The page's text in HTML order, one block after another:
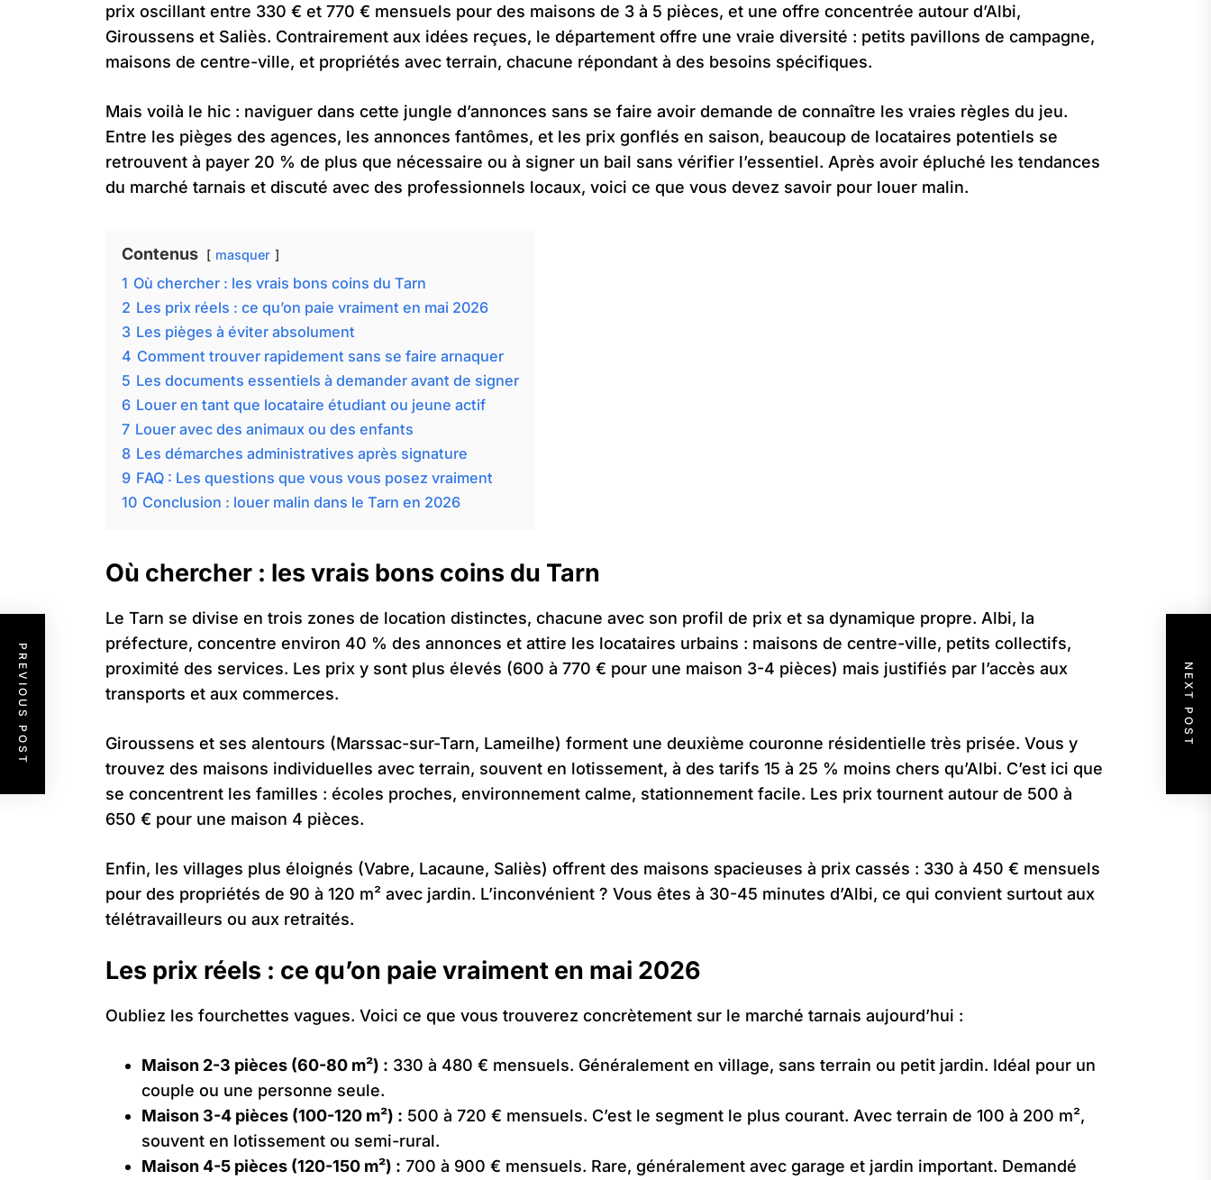
prix oscillant entre 330 € et 770 € mensuels pour des maisons de 3 à 5 pièces, et une offre concentrée autour d’Albi,
Giroussens et Saliès. Contrairement aux idées reçues, le département offre une vraie diversité : petits pavillons de campagne,
maisons de centre-ville, et propriétés avec terrain, chacune répondant à des besoins spécifiques.
Mais voilà le hic : naviguer dans cette jungle d’annonces sans se faire avoir demande de connaître les vraies règles du jeu.
Entre les pièges des agences, les annonces fantômes, et les prix gonflés en saison, beaucoup de locataires potentiels se
retrouvent à payer 20 % de plus que nécessaire ou à signer un bail sans vérifier l’essentiel. Après avoir épluché les tendances
du marché tarnais et discuté avec des professionnels locaux, voici ce que vous devez savoir pour louer malin.
Contenus masquer
1 Où chercher : les vrais bons coins du Tarn
2 Les prix réels : ce qu’on paie vraiment en mai 2026
3 Les pièges à éviter absolument
4 Comment trouver rapidement sans se faire arnaquer
5 Les documents essentiels à demander avant de signer
6 Louer en tant que locataire étudiant ou jeune actif
7 Louer avec des animaux ou des enfants
8 Les démarches administratives après signature
9 FAQ : Les questions que vous vous posez vraiment
10 Conclusion : louer malin dans le Tarn en 2026
Où chercher : les vrais bons coins du Tarn
Le Tarn se divise en trois zones de location distinctes, chacune avec son profil de prix et sa dynamique propre. Albi, la
préfecture, concentre environ 40 % des annonces et attire les locataires urbains : maisons de centre-ville, petits collectifs,
proximité des services. Les prix y sont plus élevés (600 à 770 € pour une maison 3-4 pièces) mais justifiés par l’accès aux
transports et aux commerces.
Giroussens et ses alentours (Marssac-sur-Tarn, Lameilhe) forment une deuxième couronne résidentielle très prisée. Vous y
trouvez des maisons individuelles avec terrain, souvent en lotissement, à des tarifs 15 à 25 % moins chers qu’Albi. C’est ici que
se concentrent les familles : écoles proches, environnement calme, stationnement facile. Les prix tournent autour de 500 à
650 € pour une maison 4 pièces.
Enfin, les villages plus éloignés (Vabre, Lacaune, Saliès) offrent des maisons spacieuses à prix cassés : 330 à 450 € mensuels
pour des propriétés de 90 à 120 m² avec jardin. L’inconvénient ? Vous êtes à 30-45 minutes d’Albi, ce qui convient surtout aux
télétravailleurs ou aux retraités.
Les prix réels : ce qu’on paie vraiment en mai 2026
Oubliez les fourchettes vagues. Voici ce que vous trouverez concrètement sur le marché tarnais aujourd’hui :
Maison 2-3 pièces (60-80 m²) : 330 à 480 € mensuels. Généralement en village, sans terrain ou petit jardin. Idéal pour un
couple ou une personne seule.
Maison 3-4 pièces (100-120 m²) : 500 à 720 € mensuels. C’est le segment le plus courant. Avec terrain de 100 à 200 m²,
souvent en lotissement ou semi-rural.
Maison 4-5 pièces (120-150 m²) : 700 à 900 € mensuels. Rare, généralement avec garage et jardin important. Demandé
PREVIOUS POST NEXT POST